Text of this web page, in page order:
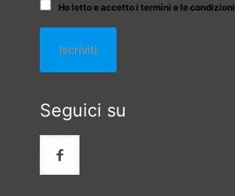
Ho letto e accetto i termini e le condizioni
Seguici su